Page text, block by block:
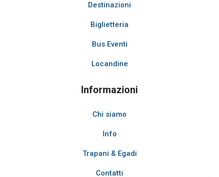
Destinazioni
Biglietteria
Bus Eventi
Locandine
Informazioni
Chi siamo
Info
Trapani & Egadi
Contatti